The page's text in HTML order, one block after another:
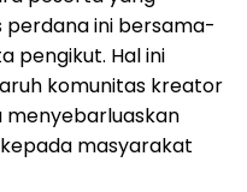
perdana ini bersama-
pengikut. Hal ini
komunitas kreator
masyarakat